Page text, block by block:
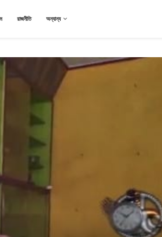
রাজনীতি অন্যান্য